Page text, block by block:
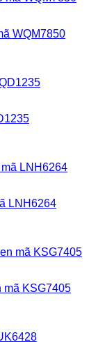
WQM7850
LNH6264
mã KSG7405